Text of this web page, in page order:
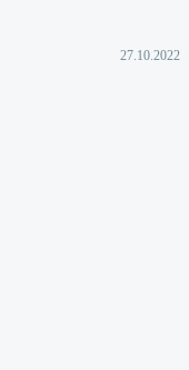
27.10.2022